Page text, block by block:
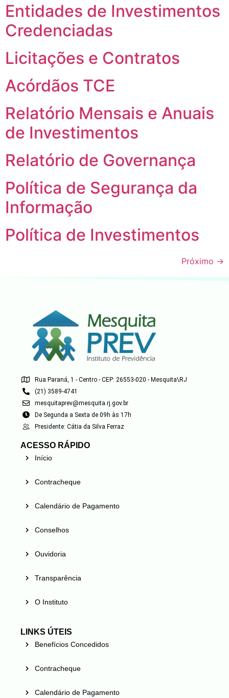
Entidades de Investimentos
Credenciadas
Licitações e Contratos
Acórdãos TCE
Relatório Mensais e Anuais
de Investimentos
Relatório de Governança
Política de Segurança da
Informação
Política de Investimentos
Próximo →
Rua Paraná, 1 - Centro - CEP: 26553-020 - Mesquita\RJ
(21) 3589-4741
mesquitaprev@mesquita.rj.gov.br
De Segunda a Sexta de 09h às 17h
Presidente: Cátia da Silva Ferraz
ACESSO RÁPIDO
Início
Contracheque
Calendário de Pagamento
Conselhos
Ouvidoria
Transparência
O Instituto
LINKS ÚTEIS
Benefícios Concedidos
Contracheque
Calendário de Pagamento